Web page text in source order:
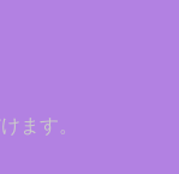
ます。